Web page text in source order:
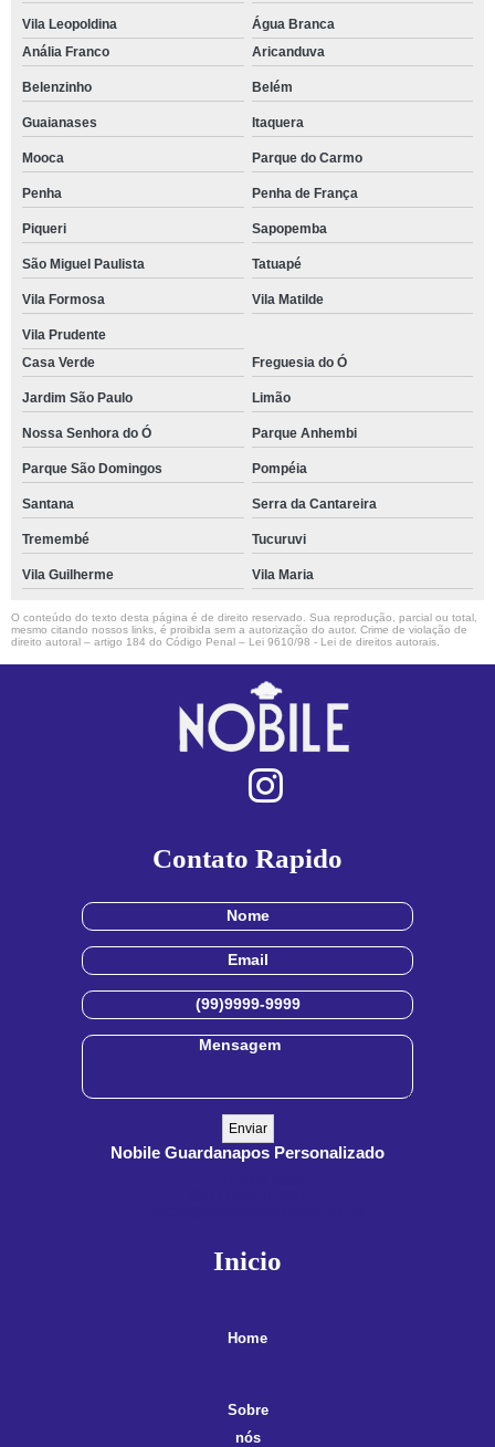
Vila Leopoldina
Água Branca
Anália Franco
Aricanduva
Belenzinho Belém
Guaianases Itaquera
Mooca Parque do Carmo
Penha Penha de França
Piqueri Sapopemba
São Miguel Paulista Tatuapé
Vila Formosa Vila Matilde
Vila Prudente
Casa Verde
Freguesia do Ó
Jardim São Paulo Limão
Nossa Senhora do Ó Parque Anhembi
Parque São Domingos Pompéia
Santana Serra da Cantareira
Tremembé Tucuruvi
Vila Guilherme Vila Maria
O conteúdo do texto desta página é de direito reservado. Sua reprodução, parcial ou total,
mesmo citando nossos links, é proibida sem a autorização do autor. Crime de violação de
direito autoral – artigo 184 do Código Penal – Lei 9610/98 - Lei de direitos autorais
Contato Rapido
Nobile Guardanapos Personalizado
Inicio
Home
Sobre
nós